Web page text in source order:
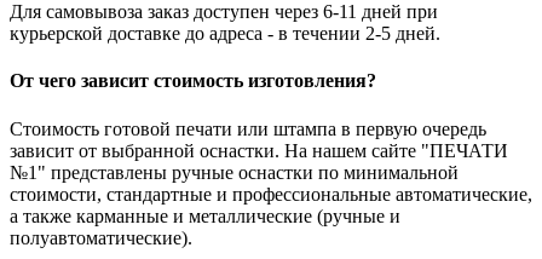
Для самовывоза заказ доступен через 6-11 дней при
курьерской доставке до адреса - в течении 2-5 дней.
От чего зависит стоимость изготовления?
Стоимость готовой печати или штампа в первую очередь
зависит от выбранной оснастки. На нашем сайте "ПЕЧАТИ
№1" представлены ручные оснастки по минимальной
стоимости, стандартные и профессиональные автоматические,
а также карманные и металлические (ручные и
полуавтоматические).